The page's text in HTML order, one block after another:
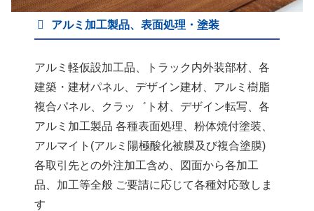
アルミ加工製品、表面処理・塗装
アルミ軽仮設加工品、トラック内外装部材、各
建築・建材パネル、デザイン建材、アルミ樹脂
複合パネル、クラッ゛ト材、デザイン転写、各
アルミ加工製品 各種表面処理、粉体焼付塗装、
アルマイト(アルミ陽極酸化被膜及び複合塗膜)
各取引先との外注加工含め、図面から各加工
品、加工等全般 ご要請に応じて各種対応致しま
す